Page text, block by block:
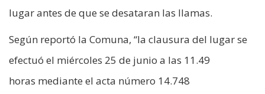
lugar antes de que se desataran las llamas.
Según reportó la Comuna, “la clausura del lugar se
efectuó el miércoles 25 de junio a las 11.49
horas mediante el acta número 14.748